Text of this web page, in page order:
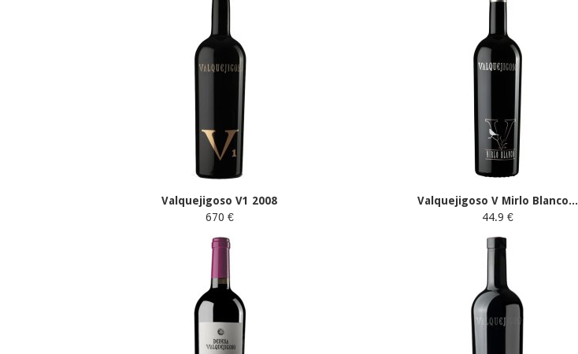
Valquejigoso V1 2008
670 €
Valquejigoso V Mirlo Blanco...
44.9 €